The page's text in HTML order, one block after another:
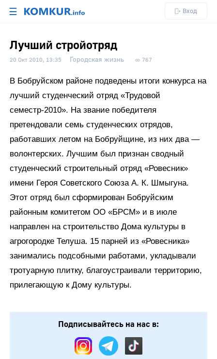
☰ Вход
Лучший стройотряд
20 Окт 2010, 13:35 Городская жизнь 767
В Бобруйском районе подведены итоги конкурса на
лучший студенческий отряд «Трудовой
семестр-2010». На звание победителя
претендовали семь студенческих отрядов,
работавших летом на Бобруйщине, из них два —
волонтерских. Лучшим был признан сводный
студенческий строительный отряд «Ровесник»
имени Героя Советского Союза А. К. Шмыгуна.
Этот отряд был сформирован Бобруйским
районным комитетом ОО «БРСМ» и в июле
направлен на строительство Дома культуры в
агрогородке Телуша. 15 парней из «Ровесника»
занимались подсобными работами, укладывали
тротуарную плитку, благоустраивали территорию,
прилегающую к Дому культуры.
Подписывайтесь на нас в: